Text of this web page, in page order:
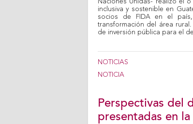
Naciones Unidas- realizó el
inclusiva y sostenible en
socios de FIDA en el país,
transformación del área
de inversión pública para el
NOTICIAS
NOTICIA
Perspectivas del
presentadas en la